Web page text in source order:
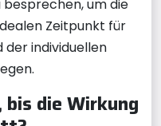
um die
Zeitpunkt für
individuellen
die Wirkung